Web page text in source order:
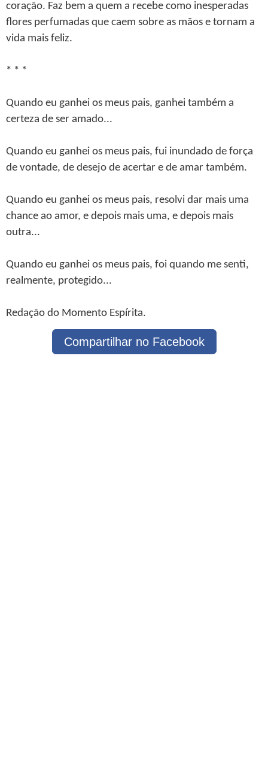
coração. Faz bem a quem a recebe como inesperadas
flores perfumadas que caem sobre as mãos e tornam a
vida mais feliz.
* * *
Quando eu ganhei os meus pais, ganhei também a
certeza de ser amado...
Quando eu ganhei os meus pais, fui inundado de força
de vontade, de desejo de acertar e de amar também.
Quando eu ganhei os meus pais, resolvi dar mais uma
chance ao amor, e depois mais uma, e depois mais
outra...
Quando eu ganhei os meus pais, foi quando me senti,
realmente, protegido...
Redação do Momento Espírita.
Compartilhar no Facebook